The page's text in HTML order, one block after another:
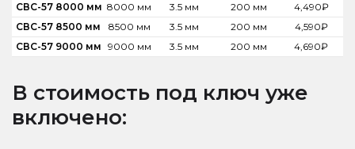
СВС-57 8000 мм 8000 мм 3.5 мм 200 мм 4,490₽
СВС-57 8500 мм
8500 мм 3.5 мм 200 мм 4,590₽
СВС-57 9000 мм 9000 мм 3.5 мм 200 мм 4,690₽
В стоимость под ключ уже
включено: